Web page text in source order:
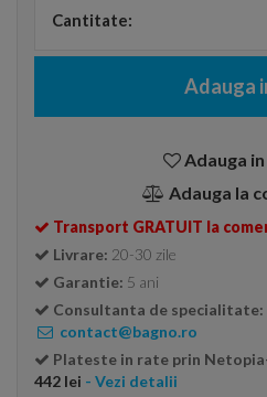
Cantitate:
Adauga
Adauga
Adauga la
Transport GRATUIT la
Livrare: 20-30 zile
Garantie: 5 ani
Consultanta de specialitate:
contact@bagno.ro
Plateste in rate prin
442 lei - Vezi detalii